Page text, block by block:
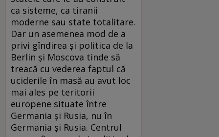
ca sisteme, ca tiranii
moderne sau state totalitare.
Dar un asemenea mod de a
privi gîndirea şi politica de la
Berlin şi Moscova tinde să
treacă cu vederea faptul că
uciderile în masă au avut loc
mai ales pe teritorii
europene situate între
Germania şi Rusia, nu în
Germania şi Rusia. Centrul